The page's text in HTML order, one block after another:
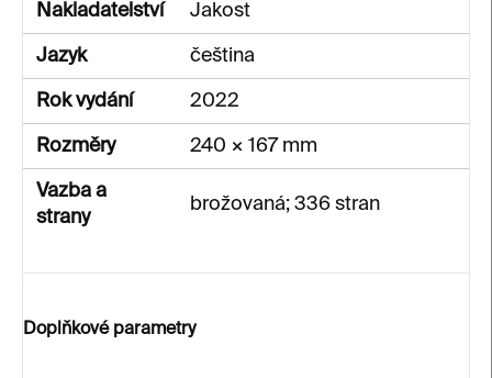
Nakladatelství Jakost
Jazyk čeština
Rok vydání 2022
Rozměry 240 × 167 mm
Vazba a
strany
brožovaná; 336 stran
Doplňkové parametry